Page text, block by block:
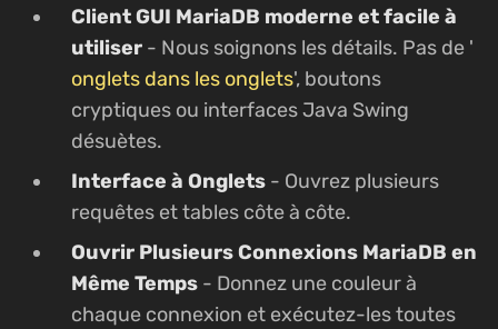
Client GUI MariaDB moderne et facile à
utiliser - Nous soignons les détails. Pas de '
onglets dans les onglets', boutons
cryptiques ou interfaces Java Swing
désuètes.
Interface à Onglets - Ouvrez plusieurs
requêtes et tables côte à côte.
Ouvrir Plusieurs Connexions MariaDB en
Même Temps - Donnez une couleur à
chaque connexion et exécutez-les toutes